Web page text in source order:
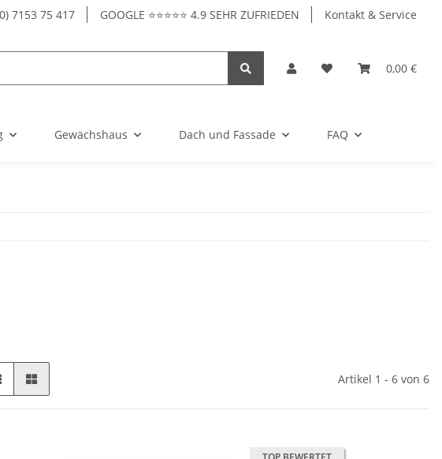
7153 75 417 GOOGLE ⭐⭐⭐⭐⭐ 4.9 SEHR ZUFRIEDEN Kontakt & Service
0,00 €
Gewächshaus Dach und Fassade FAQ
Artikel 1 - 6 von 6